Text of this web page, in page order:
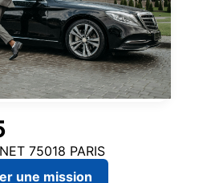
75018 PARIS
une mission